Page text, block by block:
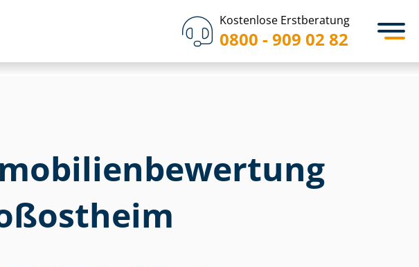
Kostenlose Erstberatung
0800 - 909 02 82